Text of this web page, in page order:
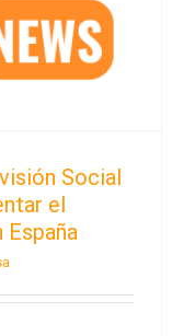
Social
el
España